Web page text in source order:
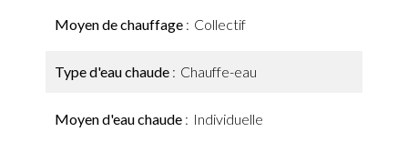
Moyen de chauffage Collectif
Type d'eau chaude Chauffe-eau
Moyen d'eau chaude Individuelle